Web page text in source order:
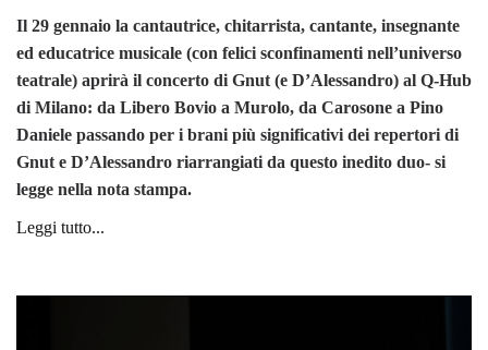
Il 29 gennaio la cantautrice, chitarrista, cantante, insegnante
ed educatrice musicale (con felici sconfinamenti nell’universo
teatrale) aprirà il concerto di Gnut (e D’Alessandro) al Q-Hub
di Milano: da Libero Bovio a Murolo, da Carosone a Pino
Daniele passando per i brani più significativi dei repertori di
Gnut e D’Alessandro riarrangiati da questo inedito duo- si
legge nella nota stampa.
Leggi tutto...